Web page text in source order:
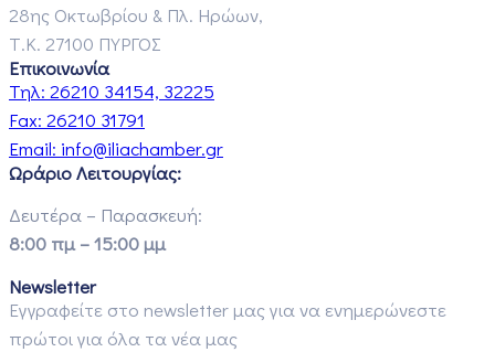
28ης Οκτωβρίου & Πλ. Ηρώων,
Τ.Κ. 27100 ΠΥΡΓΟΣ
Επικοινωνία
Τηλ: 26210 34154, 32225
Fax: 26210 31791
Email: info@iliachamber.gr
Ωράριο Λειτουργίας:
Δευτέρα – Παρασκευή:
8:00 πμ – 15:00 μμ
Newsletter
Εγγραφείτε στο newsletter μας για να ενημερώνεστε
πρώτοι για όλα τα νέα μας